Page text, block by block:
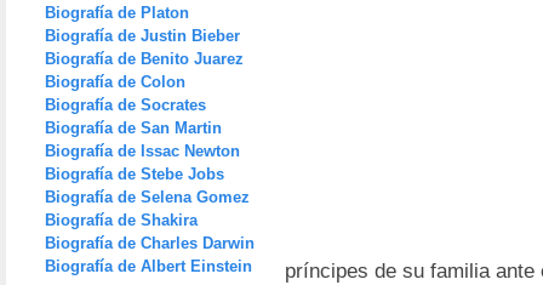
Biografía de Platon
Biografía de Justin Bieber
Biografía de Benito Juarez
Biografía de Colon
Biografía de Socrates
Biografía de San Martin
Biografía de Issac Newton
Biografía de Stebe Jobs
Biografía de Selena Gomez
Biografía de Shakira
Biografía de Charles Darwin
Biografía de Albert Einstein
príncipes de su familia